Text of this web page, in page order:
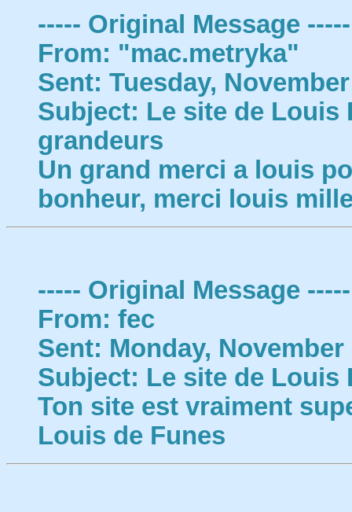
----- Original Message -----
From: "mac.metryka"
Sent: Tuesday,
Subject: Le site de Louis
grandeurs
Un grand merci a louis
bonheur, merci louis
----- Original Message -----
From: fec
Sent: Monday, November
Subject: Le site de Louis
Ton site est vraiment
Louis de Funes